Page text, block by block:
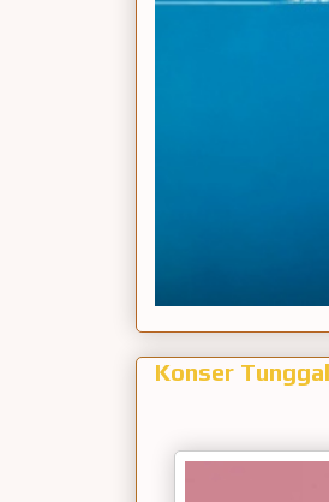
Konser